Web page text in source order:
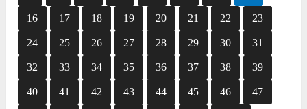
16 17 18 19 20 21 22 23
24 25 26 27 28 29 30 31
32 33 34 35 36 37 38 39
40 41 42 43 44 45 46 47